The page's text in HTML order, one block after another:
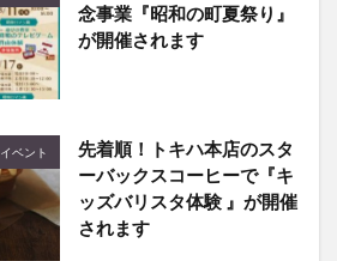
念事業『昭和の町夏祭り』
が開催されます
イベント
先着順！トキハ本店のスタ
ーバックスコーヒーで『キ
ッズバリスタ体験 』が開催
されます